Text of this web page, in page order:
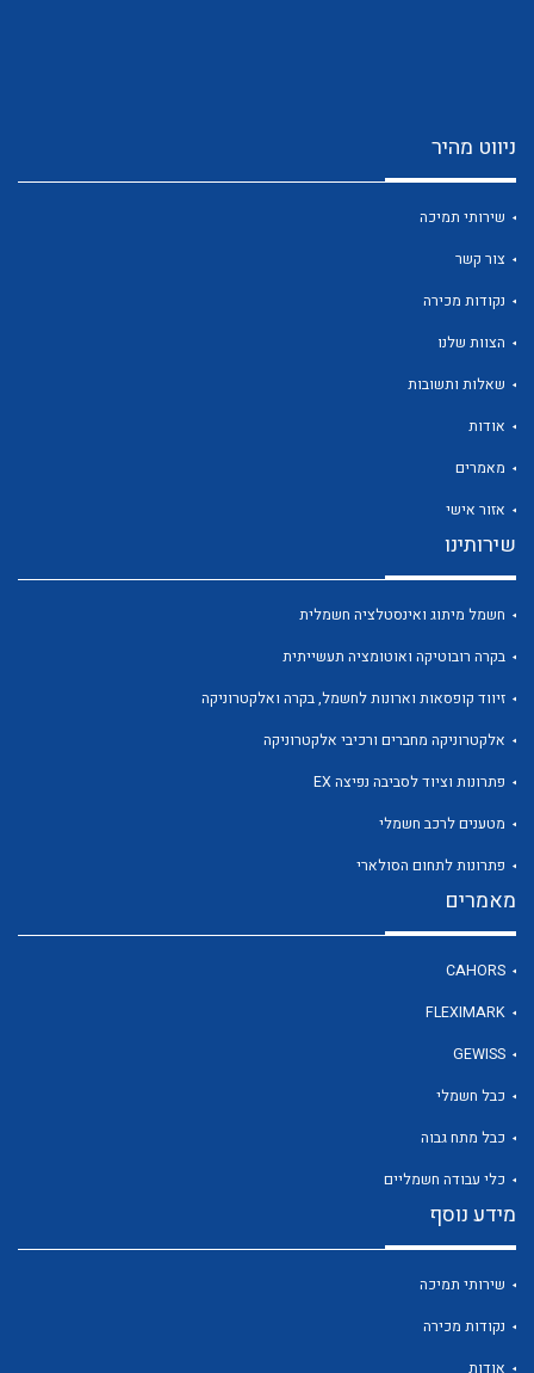
לכל מוצרי היצרן
לכל מוצרי היצרן
ניווט מהיר
שירותי תמיכה
צור קשר
נקודות מכירה
הצוות שלנו
שאלות ותשובות
אודות
מאמרים
אזור אישי
שירותינו
חשמל מיתוג ואינסטלציה חשמלית
בקרה רובוטיקה ואוטומציה תעשייתית
זיווד קופסאות וארונות לחשמל, בקרה ואלקטרוניקה
אלקטרוניקה מחברים ורכיבי אלקטרוניקה
פתרונות וציוד לסביבה נפיצה EX
מטענים לרכב חשמלי
פתרונות לתחום הסולארי
מאמרים
CAHORS
FLEXIMARK
GEWISS
כבל חשמלי
כבל מתח גבוה
כלי עבודה חשמליים
מידע נוסף
שירותי תמיכה
נקודות מכירה
אודות